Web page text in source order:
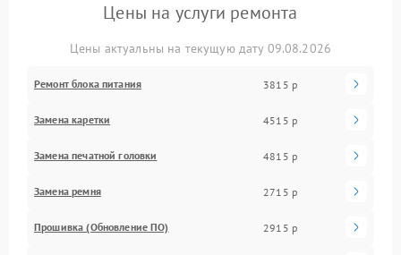
Цены на услуги ремонта
Цены актуальны на текущую дату 09.08.2026
Ремонт блока питания 3815 р
Замена каретки 4515 р
Замена печатной головки 4815 р
Замена ремня 2715 р
Прошивка (Обновление ПО) 2915 р